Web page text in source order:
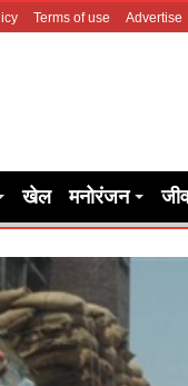
Terms of use Advertise
खेल मनोरंजन